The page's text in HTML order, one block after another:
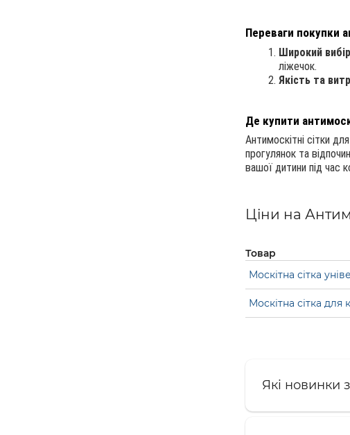
Переваги покупки
Широкий
ліжечок.
Якість та
Де купити
Антимоскітні сітки
прогулянок та
вашої дитини під час
Ціни на
Товар
Москітна сітка
Москітна сітка
Які новинки